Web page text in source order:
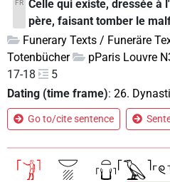
FR Celle qui existe, dressée à
père, faisant tomber le
Funerary Texts / Funeräre
Totenbücher
pParis Louvre
17-18
5
Dating (time frame): 26.
Go to/cite sentence